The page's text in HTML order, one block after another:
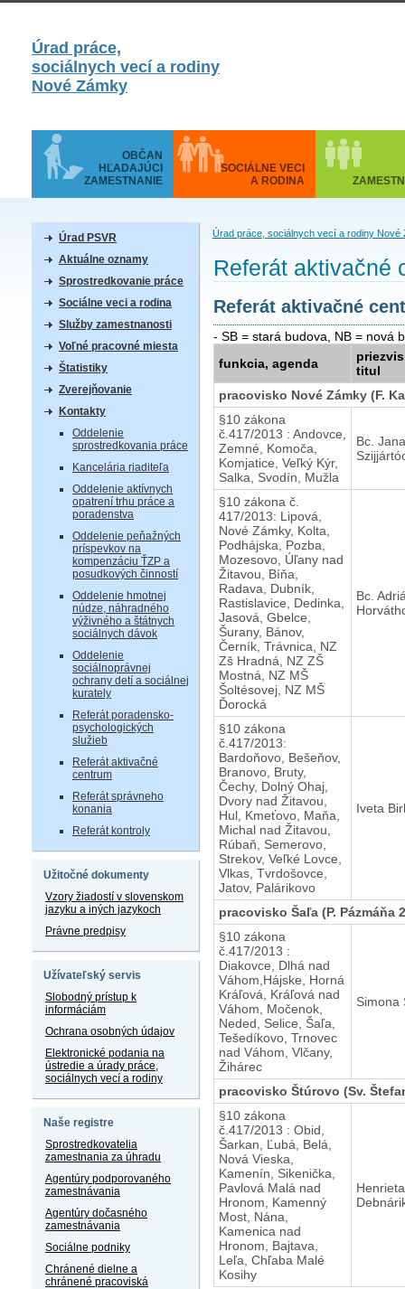
Úrad práce,
sociálnych vecí a rodiny
Nové Zámky
OBČAN
HĽADAJÚCI
ZAMESTNANIE
SOCIÁLNE VECI
A RODINA
Úrad PSVR
Aktuálne oznamy
Sprostredkovanie práce
Sociálne veci a rodina
Služby zamestnanosti
Voľné pracovné miesta
Štatistiky
Zverejňovanie
Kontakty
Oddelenie
sprostredkovania práce
Kancelária riaditeľa
Oddelenie aktívnych
opatrení trhu práce a
poradenstva
Oddelenie peňažných
príspevkov na
kompenzáciu ŤZP a
posudkových činností
Oddelenie hmotnej
núdze, náhradného
výživného a štátnych
sociálnych dávok
Oddelenie
sociálnoprávnej
ochrany detí a sociálnej
kurately
Referát poradensko-
psychologických
služieb
Referát aktivačné
centrum
Referát správneho
konania
Referát kontroly
Užitočné dokumenty
Vzory žiadostí v slovenskom
jazyku a iných jazykoch
Právne predpisy
Užívateľský servis
Slobodný prístup k
informáciám
Ochrana osobných údajov
Elektronické podania na
ústredie a úrady práce,
sociálnych vecí a rodiny
Naše registre
Sprostredkovatelia
zamestnania za úhradu
Agentúry podporovaného
zamestnávania
Agentúry dočasného
zamestnávania
Sociálne podniky
Chránené dielne a
chránené pracoviská
Úrad práce, sociálnych vecí a rodiny Nové
Referát aktivačné
Referát aktivačné
- SB = stará budova, NB = nová
funkcia, agenda
titul
pracovisko Nové Zámky (F.
§10 zákona
č.417/2013 : Andovce,
Zemné, Komoča,
Komjatice, Veľký Kýr,
Salka, Svodín, Mužla
Bc. Jana
§10 zákona č.
417/2013: Lipová,
Nové Zámky, Kolta,
Podhájska, Pozba,
Mozesovo, Úľany nad
Žitavou, Bíňa,
Radava, Dubník,
Rastislavice, Dedinka,
Jasová, Gbelce,
Šurany, Bánov,
Černík, Trávnica, NZ
Zš Hradná, NZ ZŠ
Mostná, NZ MŠ
Šoltésovej, NZ MŠ
Ďorocká
Bc.
§10 zákona
č.417/2013:
Bardoňovo, Bešeňov,
Branovo, Bruty,
Čechy, Dolný Ohaj,
Dvory nad Žitavou,
Hul, Kmeťovo, Maňa,
Michal nad Žitavou,
Rúbaň, Semerovo,
Strekov, Veľké Lovce,
Vlkas, Tvrdošovce,
Jatov, Palárikovo
Iveta
pracovisko Šaľa (P. Pázmáňa
§10 zákona
č.417/2013 :
Diakovce, Dlhá nad
Váhom,Hájske, Horná
Kráľová, Kráľová nad
Váhom, Močenok,
Neded, Selice, Šaľa,
Tešedíkovo, Trnovec
nad Váhom, Vlčany,
Žihárec
Simona
pracovisko Štúrovo (Sv.
§10 zákona
č.417/2013 : Obid,
Šarkan, Ľubá, Belá,
Nová Vieska,
Kamenín, Sikenička,
Pavlová Malá nad
Hronom, Kamenný
Most, Nána,
Kamenica nad
Hronom, Bajtava,
Leľa, Chľaba Malé
Kosihy
Henrieta